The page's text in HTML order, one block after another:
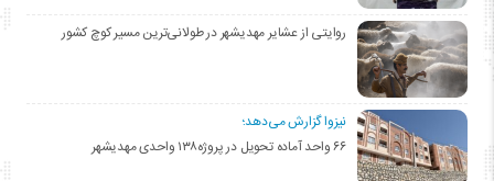
روایتی از عشایر مهدیشهر در طولانی‌ترین مسیر کوچ کشور
نیزوا گزارش می‌دهد؛
۶۶ واحد آماده تحویل در پروژه۱۳۸ واحدی مهدیشهر